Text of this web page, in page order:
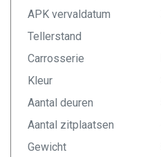
APK vervaldatum
Tellerstand
Carrosserie
Kleur
Aantal deuren
Aantal zitplaatsen
Gewicht